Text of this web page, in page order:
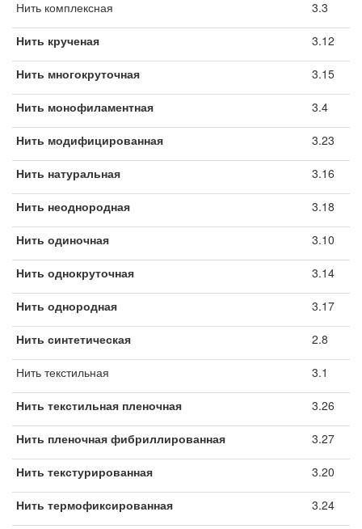
Нить комплексная 3.3
Нить крученая 3.12
Нить многокруточная 3.15
Нить монофиламентная 3.4
Нить модифицированная 3.23
Нить натуральная 3.16
Нить неоднородная 3.18
Нить одиночная 3.10
Нить однокруточная 3.14
Нить однородная 3.17
Нить синтетическая 2.8
Нить текстильная 3.1
Нить текстильная пленочная 3.26
Нить пленочная фибриллированная 3.27
Нить текстурированная 3.20
Нить термофиксированная 3.24